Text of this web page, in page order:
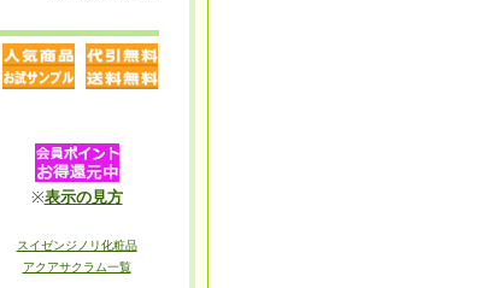
※表示の見方
スイゼンジノリ化粧品
アクアサクラム一覧